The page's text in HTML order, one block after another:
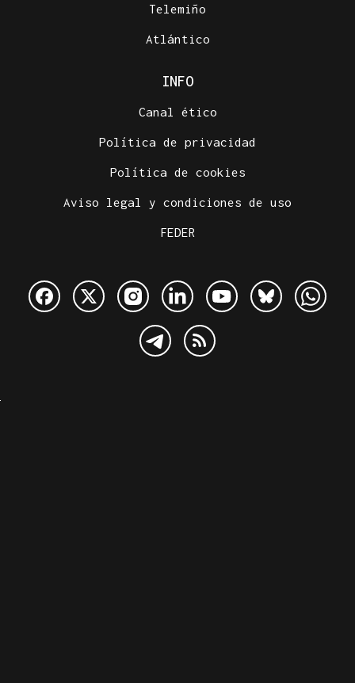
Telemiño
Atlántico
INFO
Canal ético
Política de privacidad
Política de cookies
Aviso legal y condiciones de uso
FEDER